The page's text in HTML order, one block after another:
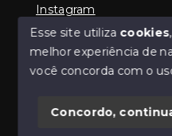
Olá!
Instagram
© Copyright 2026 -
SITE PARA IMOBILIARIA
Esse site utiliza cookies
melhor experiência de
você concorda com o
Concordo,